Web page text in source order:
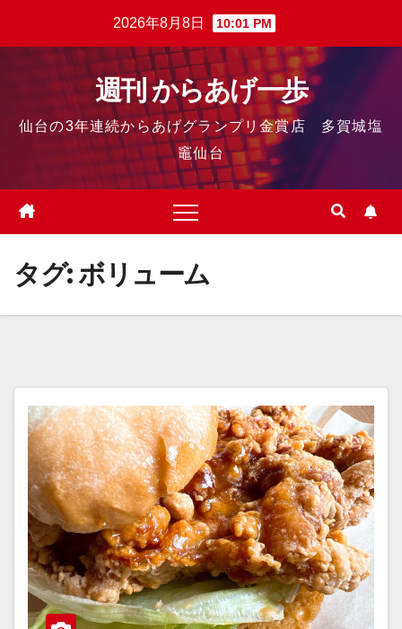
2026年8月8日 10:01 PM
週刊 からあげ一歩
仙台の3年連続からあげグランプリ金賞店 多賀城塩
竈仙台
タグ:ボリューム